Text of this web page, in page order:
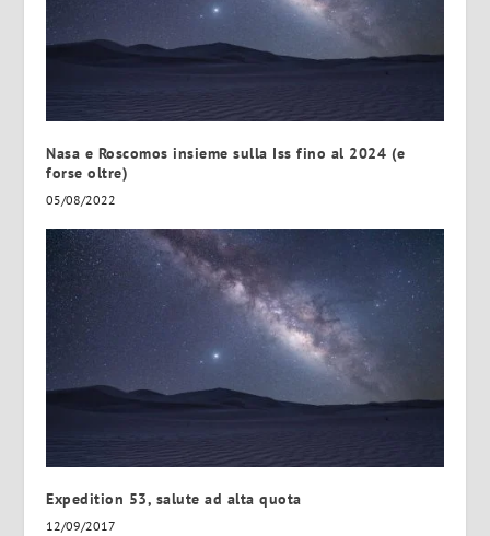
Nasa e Roscomos insieme sulla Iss fino al 2024 (e
forse oltre)
05/08/2022
Expedition 53, salute ad alta quota
12/09/2017